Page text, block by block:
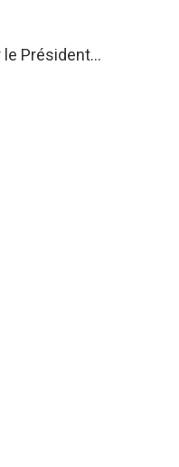
le Président…